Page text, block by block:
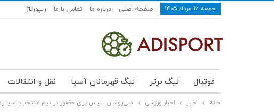
جمعه ۱۶ مرداد ۱۴۰۵ صفحه اصلی درباره ما تماس با ما ریپورتاژ
فوتبال لیگ برتر لیگ قهرمانان آسیا نقل و انتقالات
خانه اخبار اخبار ورزشی ملی‌پوشان تنیس برای حضور در تیم منتخب آسیا